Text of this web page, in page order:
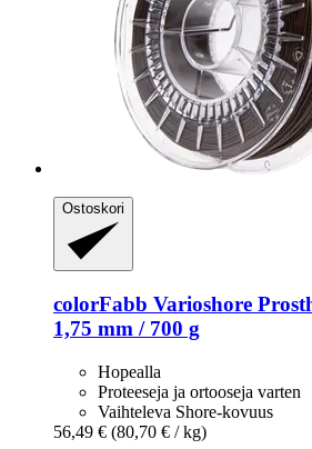
Ostoskori
colorFabb Varioshore
1,75 mm / 700 g
Hopealla
Proteeseja ja ortooseja varten
Vaihteleva Shore-kovuus
56,49 € (80,70 € / kg)